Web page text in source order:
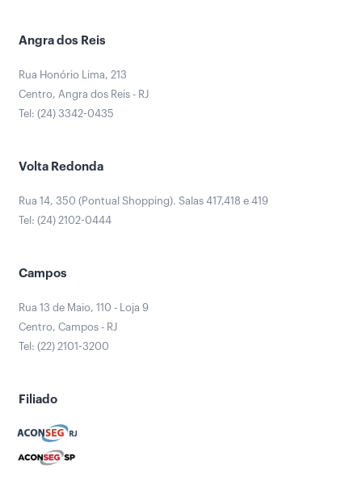
Angra dos Reis
Rua Honório Lima, 213
Centro, Angra dos Reis - RJ
Tel: (24) 3342-0435
Volta Redonda
Rua 14, 350 (Pontual Shopping). Salas 417,418 e 419
Tel: (24) 2102-0444
Campos
Rua 13 de Maio, 110 - Loja 9
Centro, Campos - RJ
Tel: (22) 2101-3200
Filiado